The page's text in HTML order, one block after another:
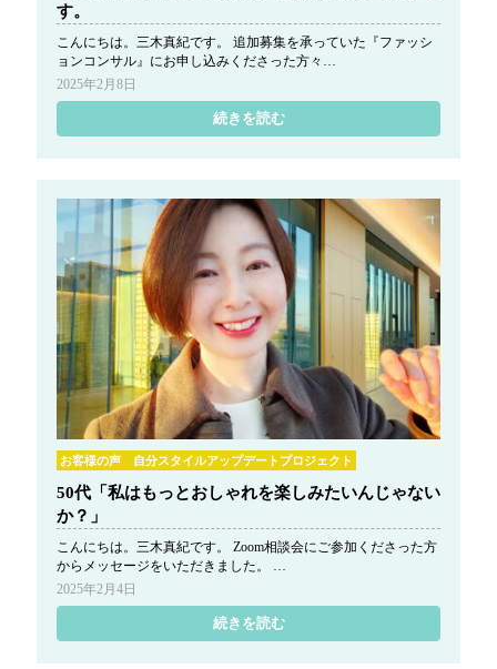
す。
こんにちは。三木真紀です。 追加募集を承っていた『ファッシ
ョンコンサル』にお申し込みくださった方々…
2025年2月8日
続きを読む
お客様の声 自分スタイルアップデートプロジェクト
50代「私はもっとおしゃれを楽しみたいんじゃない
か？」
こんにちは。三木真紀です。 Zoom相談会にご参加くださった方
からメッセージをいただきました。 …
2025年2月4日
続きを読む